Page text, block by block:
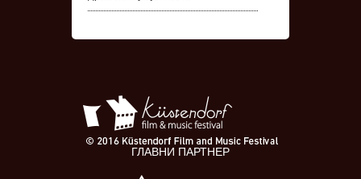
ГЛАВНИ ПАРТНЕР